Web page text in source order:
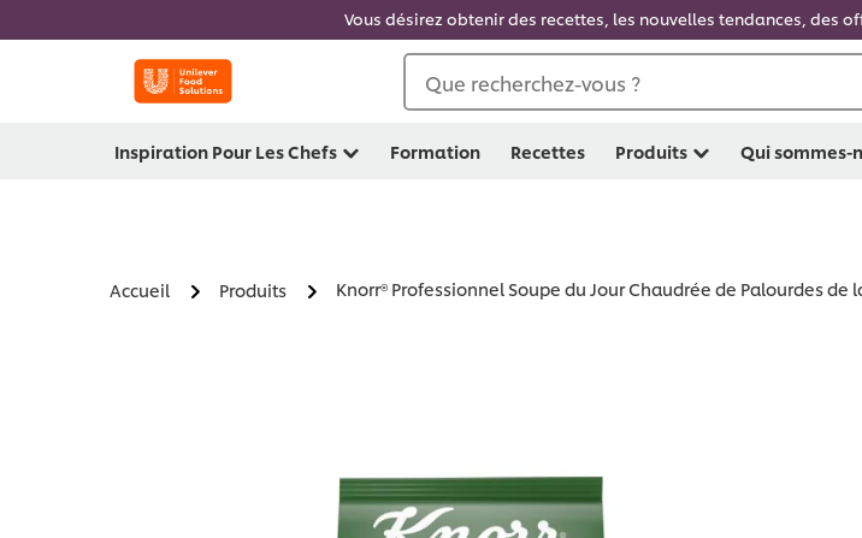
Vous désirez obtenir des recettes, les nouvelles tendances, des
Que recherchez-vous ?
Inspiration Pour Les Chefs Formation Recettes Produits Qui sommes-
Accueil Produits Knorr® Professionnel Soupe du Jour Chaudrée de Palourdes de